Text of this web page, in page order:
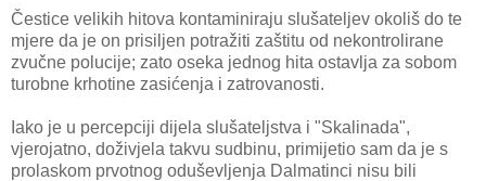
Čestice velikih hitova kontaminiraju slušateljev okoliš do te
mjere da je on prisiljen potražiti zaštitu od nekontrolirane
zvučne polucije; zato oseka jednog hita ostavlja za sobom
turobne krhotine zasićenja i zatrovanosti.
Iako je u percepciji dijela slušateljstva i "Skalinada",
vjerojatno, doživjela takvu sudbinu, primijetio sam da je s
prolaskom prvotnog oduševljenja Dalmatinci nisu bili